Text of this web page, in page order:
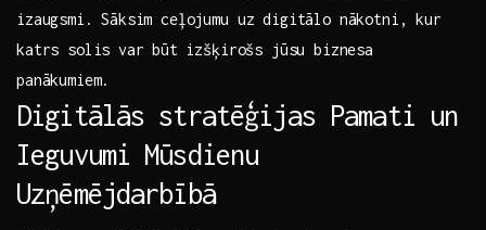
izaugsmi.⁤ Sāksim ceļojumu uz digitālo nākotni, kur
katrs​ solis var ⁢būt ⁢izšķirošs jūsu biznesa
panākumiem.
Digitālās stratēģijas ‍Pamati un
‍Ieguvumi Mūsdienu
Uzņēmējdarbībā